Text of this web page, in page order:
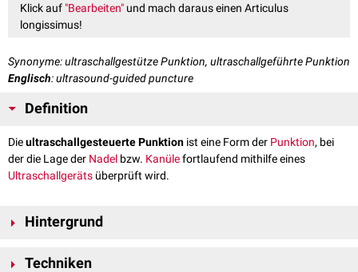
Klick auf "Bearbeiten" und mach daraus einen Articulus
longissimus!
Synonyme: ultraschallgestütze Punktion, ultraschallgeführte Punktion
Englisch: ultrasound-guided puncture
Definition
Dieultraschallgesteuerte Punktion ist eine Form der Punktion, bei
der die Lage der Nadel bzw. Kanülefortlaufend mithilfe eines
Ultraschallgeräts überprüft wird.
Hintergrund
Punktion tiefer gelegener Gewebestrukturen eine größere Sicherheit, da
Techniken